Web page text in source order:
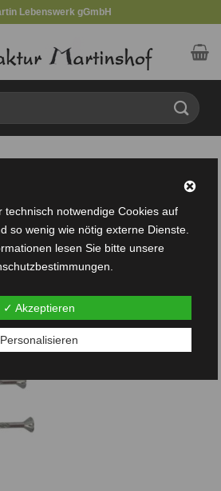
Lebenswerk gGmbH
technisch notwendige Cookies auf
so wenig wie nötig externe Dienste.
lesen Sie bitte unsere
✓ Akzeptieren
Personalisieren